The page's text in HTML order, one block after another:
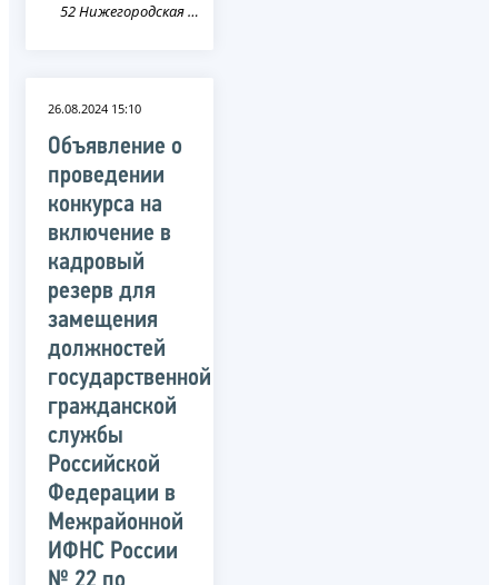
52 Нижегородская область
26.08.2024 15:10
Объявление о
проведении
конкурса на
включение в
кадровый
резерв для
замещения
должностей
государственной
гражданской
службы
Российской
Федерации в
Межрайонной
ИФНС России